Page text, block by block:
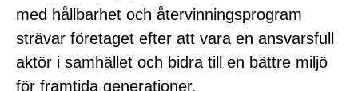
med hållbarhet och återvinningsprogram
strävar företaget efter att vara en ansvarsfull
aktör i samhället och bidra till en bättre miljö
för framtida generationer.